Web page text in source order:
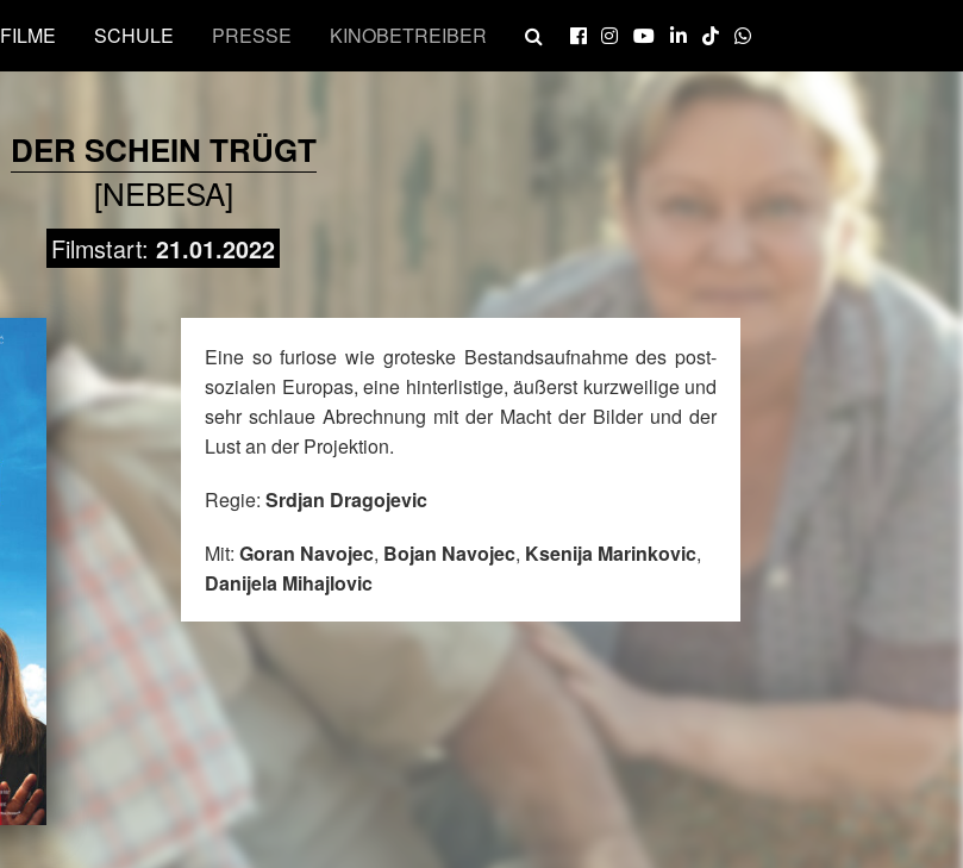
FILME SCHULE PRESSE KINOBETREIBER
DER SCHEIN TRÜGT
[NEBESA]
Filmstart: 21.01.2022
Eine so furiose wie groteske Bestandsaufnahme des post-
sozialen Europas, eine hinterlistige, äußerst kurzweilige und
sehr schlaue Abrechnung mit der Macht der Bilder und der
Lust an der Projektion.
Regie: Srdjan Dragojevic
Mit: Goran Navojec, Bojan Navojec, Ksenija Marinkovic,
Danijela Mihajlovic